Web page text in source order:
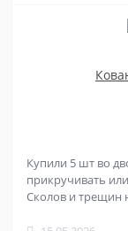
Купили 5 шт во
прикручивать
Сколов и трещин